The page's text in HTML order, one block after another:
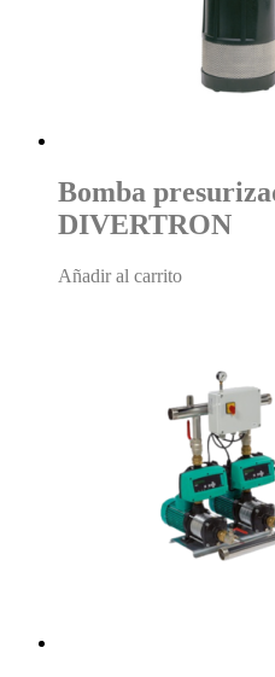
Bomba
DIVERTRON
Añadir al carrito